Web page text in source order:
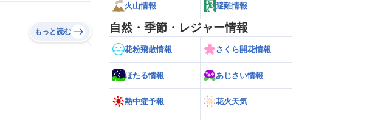
もっと読む
火山情報 避難情報
自然・季節・レジャー情報
花粉飛散情報 さくら開花情報
ほたる情報 あじさい情報
熱中症予報 花火天気